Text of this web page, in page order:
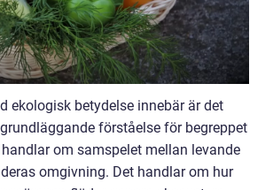
ekologisk betydelse innebär är det
förståelse för begreppet
om samspelet mellan levande
omgivning. Det handlar om hur